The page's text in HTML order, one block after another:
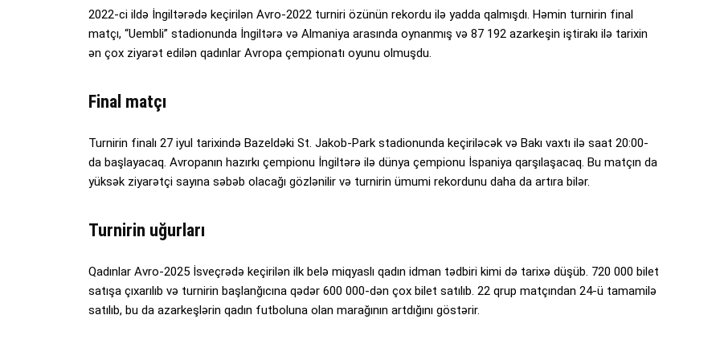
2022-ci ildə İngiltərədə keçirilən Avro-2022 turniri özünün rekordu ilə yadda qalmışdı. Həmin turnirin final
matçı, “Uembli” stadionunda İngiltərə və Almaniya arasında oynanmış və 87 192 azarkeşin iştirakı ilə tarixin
ən çox ziyarət edilən qadınlar Avropa çempionatı oyunu olmuşdu.
Final matçı
Turnirin finalı 27 iyul tarixində Bazeldəki St. Jakob-Park stadionunda keçiriləcək və Bakı vaxtı ilə saat 20:00-
da başlayacaq. Avropanın hazırkı çempionu İngiltərə ilə dünya çempionu İspaniya qarşılaşacaq. Bu matçın da
yüksək ziyarətçi sayına səbəb olacağı gözlənilir və turnirin ümumi rekordunu daha da artıra bilər.
Turnirin uğurları
Qadınlar Avro-2025 İsveçrədə keçirilən ilk belə miqyaslı qadın idman tədbiri kimi də tarixə düşüb. 720 000 bilet
satışa çıxarılıb və turnirin başlanğıcına qədər 600 000-dən çox bilet satılıb. 22 qrup matçından 24-ü tamamilə
satılıb, bu da azarkeşlərin qadın futboluna olan marağının artdığını göstərir.